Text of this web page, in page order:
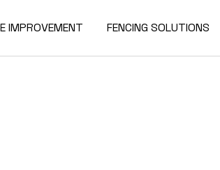
IMPROVEMENT FENCING SOLUTIONS